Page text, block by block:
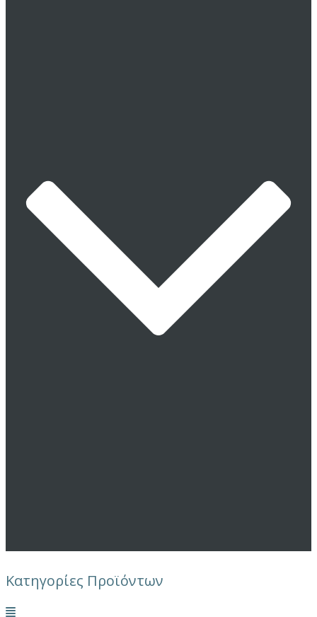
Κατηγορίες Προϊόντων
Μενού